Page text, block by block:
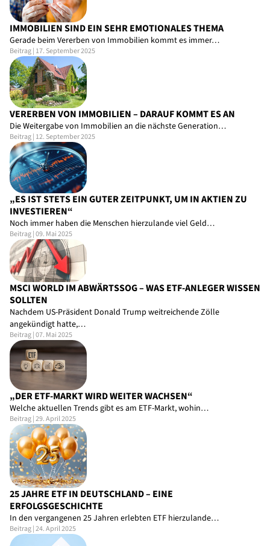
IMMOBILIEN SIND EIN SEHR EMOTIONALES THEMA
Gerade beim Vererben von Immobilien kommt es immer…
Beitrag | 17. September 2025
VERERBEN VON IMMOBILIEN – DARAUF KOMMT ES AN
Die Weitergabe von Immobilien an die nächste Generation…
Beitrag | 12. September 2025
„ES IST STETS EIN GUTER ZEITPUNKT, UM IN AKTIEN ZU
INVESTIEREN“
Noch immer haben die Menschen hierzulande viel Geld…
Beitrag | 09. Mai 2025
MSCI WORLD IM ABWÄRTSSOG – WAS ETF-ANLEGER WISSEN
SOLLTEN
Nachdem US-Präsident Donald Trump weitreichende Zölle
angekündigt hatte,…
Beitrag | 07. Mai 2025
„DER ETF-MARKT WIRD WEITER WACHSEN“
Welche aktuellen Trends gibt es am ETF-Markt, wohin…
Beitrag | 29. April 2025
25 JAHRE ETF IN DEUTSCHLAND – EINE
ERFOLGSGESCHICHTE
In den vergangenen 25 Jahren erlebten ETF hierzulande…
Beitrag | 24. April 2025